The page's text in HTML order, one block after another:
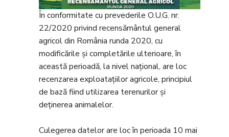
În conformitate cu prevederile O.U.G. nr.
22/2020 privind recensământul general
agricol din România runda 2020, cu
modificările și completările ulterioare, în
această perioadă, la nivel național, are loc
recenzarea exploatațiilor agricole, principiul
de bază fiind utilizarea terenurilor și
deținerea animalelor.
Culegerea datelor are loc în perioada 10 mai